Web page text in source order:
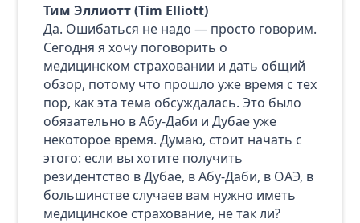
Тим Эллиотт (Tim Elliott)
Да. Ошибаться не надо — просто говорим.
Сегодня я хочу поговорить о
медицинском страховании и дать общий
обзор, потому что прошло уже время с тех
пор, как эта тема обсуждалась. Это было
обязательно в Абу‑Даби и Дубае уже
некоторое время. Думаю, стоит начать с
этого: если вы хотите получить
резидентство в Дубае, в Абу‑Даби, в ОАЭ, в
большинстве случаев вам нужно иметь
медицинское страхование, не так ли?